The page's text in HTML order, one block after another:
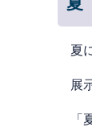
夏
展
「